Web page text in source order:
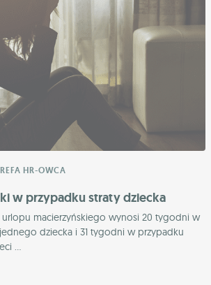
HR-OWCA
w przypadku straty dziecka
macierzyńskiego wynosi 20 tygodni w
dziecka i 31 tygodni w przypadku
...